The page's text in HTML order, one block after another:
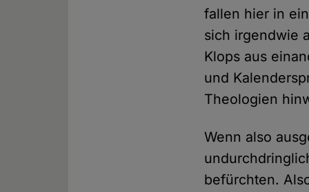
fallen hier in
sich irgendwie
Klops aus
und
Theologien
Wenn also
befürchten.